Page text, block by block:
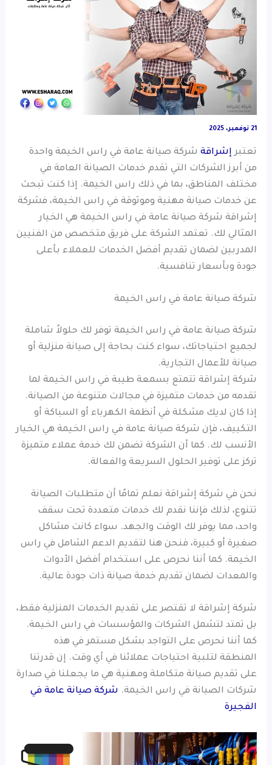
21 نوفمبر، 2025
تعتبر إشراقة شركة صيانة عامة في راس الخيمة واحدة
من أبرز الشركات التي تقدم خدمات الصيانة العامة في
مختلف المناطق، بما في ذلك راس الخيمة. إذا كنت تبحث
عن خدمات صيانة مهنية وموثوقة في راس الخيمة، فشركة
إشراقة شركة صيانة عامة في راس الخيمة هي الخيار
المثالي لك. تعتمد الشركة على فريق متخصص من الفنيين
المدربين لضمان تقديم أفضل الخدمات للعملاء بأعلى
جودة وبأسعار تنافسية.
شركة صيانة عامة في راس الخيمة
شركة صيانة عامة في راس الخيمة توفر لك حلولاً شاملة
لجميع احتياجاتك، سواء كنت بحاجة إلى صيانة منزلية أو
صيانة للأعمال التجارية.
شركة إشراقة تتمتع بسمعة طيبة في راس الخيمة لما
تقدمه من خدمات متميزة في مجالات متنوعة من الصيانة.
إذا كان لديك مشكلة في أنظمة الكهرباء أو السباكة أو
التكييف، فإن شركة صيانة عامة في راس الخيمة هي الخيار
الأنسب لك. كما أن الشركة تضمن لك خدمة عملاء متميزة
تركز على توفير الحلول السريعة والفعالة.
نحن في شركة إشراقة نعلم تمامًا أن متطلبات الصيانة
تتنوع، لذلك فإننا نقدم لك خدمات متعددة تحت سقف
واحد، مما يوفر لك الوقت والجهد. سواء كانت مشاكل
صغيرة أو كبيرة، فنحن هنا لتقديم الدعم الشامل في راس
الخيمة. كما أننا نحرص على استخدام أفضل الأدوات
والمعدات لضمان تقديم خدمة صيانة ذات جودة عالية.
شركة إشراقة لا تقتصر على تقديم الخدمات المنزلية فقط،
بل تمتد لتشمل الشركات والمؤسسات في راس الخيمة.
كما أننا نحرص على التواجد بشكل مستمر في هذه
المنطقة لتلبية احتياجات عملائنا في أي وقت. إن قدرتنا
على تقديم صيانة متكاملة ومهنية هي ما يجعلنا في صدارة
شركات الصيانة في راس الخيمة. شركة صيانة عامة في
الفجيرة